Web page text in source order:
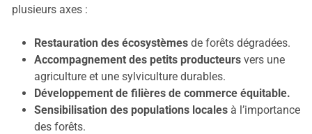
plusieurs axes :
Restauration des écosystèmesde forêts dégradées.
Accompagnement des petits producteursvers une
agriculture et une sylviculture durables.
Développement de filières de commerce équitable.
Sensibilisation des populations localesà l’importance
des forêts.